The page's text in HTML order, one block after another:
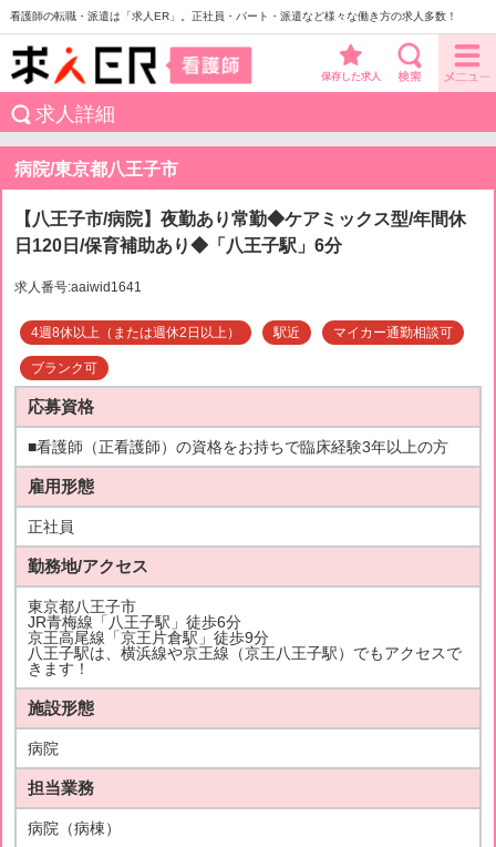
看護師の転職・派遣は「求人ER」。正社員・パート・派遣など様々な働き方の求人多数！
保存した求人
求人詳細
病院/東京都八王子市
【八王子市/病院】夜勤あり常勤◆ケアミックス型/年間休
日120日/保育補助あり◆「八王子駅」6分
求人番号:aaiwid1641
4週8休以上（または週休2日以上） 駅近 マイカー通勤相談可
ブランク可
応募資格
■看護師（正看護師）の資格をお持ちで臨床経験3年以上の方
雇用形態
正社員
勤務地/アクセス
東京都八王子市
JR青梅線「八王子駅」徒歩6分
京王高尾線「京王片倉駅」徒歩9分
八王子駅は、横浜線や京王線（京王八王子駅）でもアクセスで
きます！
施設形態
病院
担当業務
病院（病棟）